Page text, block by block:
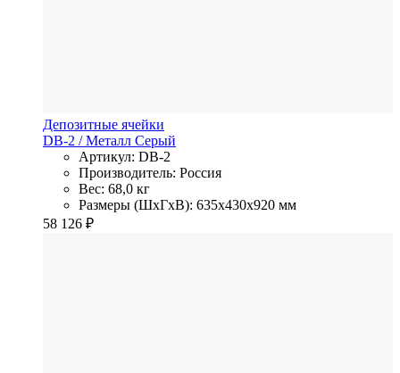
Депозитные ячейки
DB-2 / Металл Серый
Артикул: DB-2
Производитель: Россия
Вес: 68,0 кг
Размеры (ШхГхВ): 635x430x920 мм
58 126 ₽